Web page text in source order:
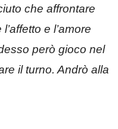
che affrontare
e l’amore
però gioco nel
il turno. Andrò alla